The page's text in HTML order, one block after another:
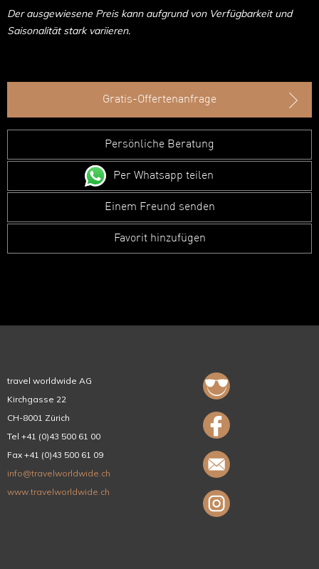
Der ausgewiesene Preis kann aufgrund von Verfügbarkeit und
Saisonalität stark variieren.
Gratis-Offertenanfrage
Persönliche Beratung
Per Whatsapp teilen
Einem Freund senden
Favorit hinzufügen
travel worldwide AG
Kirchgasse 22
CH-8001 Zürich
Tel +41 (0)43 500 61 00
Fax +41 (0)43 500 61 09
info@travelworldwide.ch
www.travelworldwide.ch